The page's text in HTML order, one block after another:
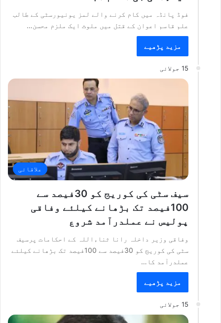
فوڈ پانڈہ میں کام کرنے والے لمز یونیورسٹی کے طالب
علم قاسم اعوان کے قتل میں ملوث ایک ملزم محسن…
مزید پڑھیے
15 جولائی
علاقائی
سیف سٹی کی کوریج کو 30فیصد سے
100فیصد تک بڑھانے کیلئے وفاقی
پولیس نے عملدرآمد شروع
وفاقی وزیر داخلہ رانا ثناءاللہ کے احکامات پرسیف
سٹی کی کوریج کو 30فیصد سے 100فیصد تک بڑھانے کیلئے
عملدرآمد کا…
مزید پڑھیے
15 جولائی